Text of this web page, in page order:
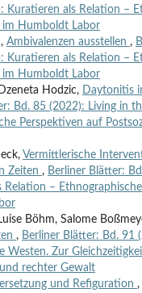
Kuratieren als Relation –
im Humboldt Labor
Ambivalenzen ausstellen ,
Kuratieren als Relation –
im Humboldt Labor
Hodzic, Daytonitis
Bd. 85 (2022): Living in
Perspektiven auf
Vermittlerische
Zeiten , Berliner Blätter:
Relation –
Böhm, Salome
, Berliner Blätter: Bd. 91
Westen. Zur
rechter Gewalt
und Refiguration ,